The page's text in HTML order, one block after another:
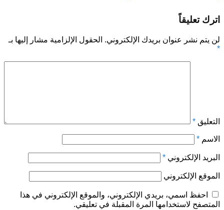
اترك تعليقاً
لن يتم نشر عنوان بريدك الإلكتروني. الحقول الإلزامية مشار إليها بـ
*
التعليق *
الاسم *
البريد الإلكتروني *
الموقع الإلكتروني
احفظ اسمي، بريدي الإلكتروني، والموقع الإلكتروني في هذا
المتصفح لاستخدامها المرة المقبلة في تعليقي.